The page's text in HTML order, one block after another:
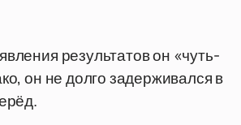
результатов он «чуть-
он не долго задерживался в